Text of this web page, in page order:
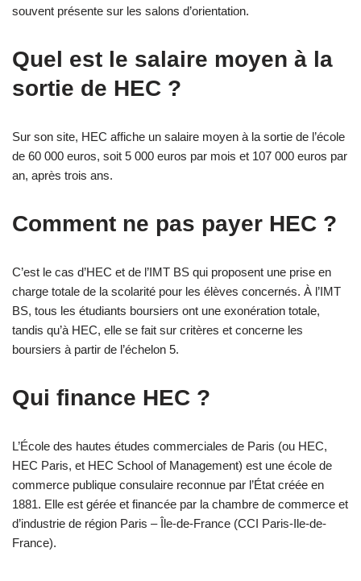
souvent présente sur les salons d’orientation.
Quel est le salaire moyen à la
sortie de HEC ?
Sur son site, HEC affiche un salaire moyen à la sortie de l’école
de 60 000 euros, soit 5 000 euros par mois et 107 000 euros par
an, après trois ans.
Comment ne pas payer HEC ?
C’est le cas d’HEC et de l’IMT BS qui proposent une prise en
charge totale de la scolarité pour les élèves concernés. À l’IMT
BS, tous les étudiants boursiers ont une exonération totale,
tandis qu’à HEC, elle se fait sur critères et concerne les
boursiers à partir de l’échelon 5.
Qui finance HEC ?
L’École des hautes études commerciales de Paris (ou HEC,
HEC Paris, et HEC School of Management) est une école de
commerce publique consulaire reconnue par l’État créée en
1881. Elle est gérée et financée par la chambre de commerce et
d’industrie de région Paris – Île-de-France (CCI Paris-Ile-de-
France).